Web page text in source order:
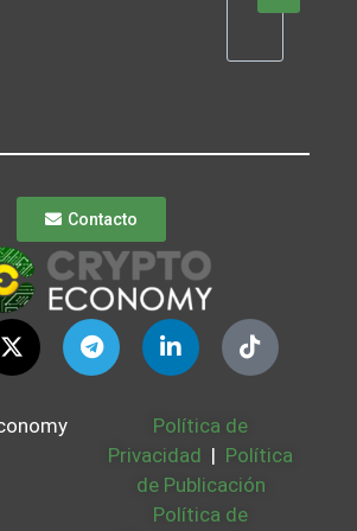
Contacto
Política de
Privacidad | Política
de Publicación
Política de